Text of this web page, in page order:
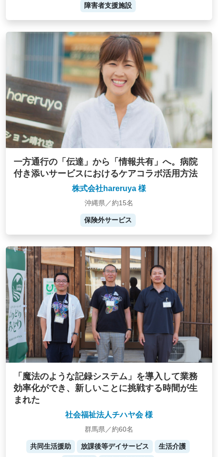
障害者支援施設
一方通行の「伝達」から「情報共有」へ。病院
付き添いサービスにおけるケアコラボ活用方法
株式会社hareruya 様
沖縄県／約15名
保険外サービス
「魔法のような記録システム」を導入して業務
効率化ができ、新しいことに挑戦する時間が生
まれた
社会福祉法人チハヤ会 様
群馬県／約60名
共同生活援助 放課後等デイサービス
生活介護